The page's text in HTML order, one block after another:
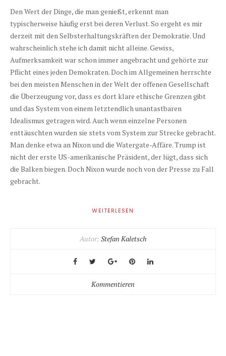
Den Wert der Dinge, die man genießt, erkennt man
typischerweise häufig erst bei deren Verlust. So ergeht es mir
derzeit mit den Selbsterhaltungskräften der Demokratie. Und
wahrscheinlich stehe ich damit nicht alleine. Gewiss,
Aufmerksamkeit war schon immer angebracht und gehörte zur
Pflicht eines jeden Demokraten. Doch im Allgemeinen herrschte
bei den meisten Menschen in der Welt der offenen Gesellschaft
die Überzeugung vor, dass es dort klare ethische Grenzen gibt
und das System von einem letztendlich unantastbaren
Idealismus getragen wird. Auch wenn einzelne Personen
enttäuschten wurden sie stets vom System zur Strecke gebracht.
Man denke etwa an Nixon und die Watergate-Affäre. Trump ist
nicht der erste US-amerikanische Präsident, der lügt, dass sich
die Balken biegen. Doch Nixon wurde noch von der Presse zu Fall
gebracht.
WEITERLESEN
Autor: Stefan Kaletsch
Kommentieren